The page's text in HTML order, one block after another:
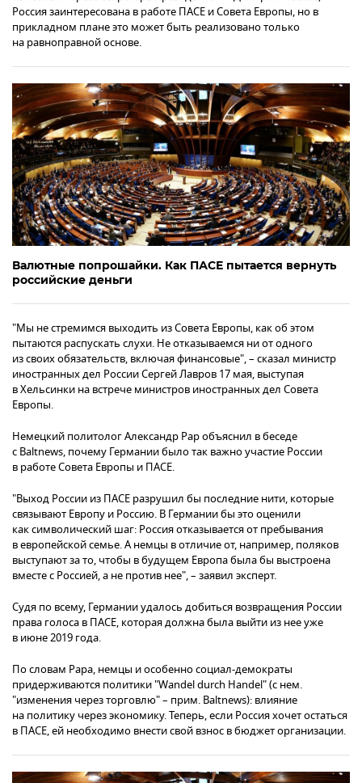
Россия заинтересована в работе ПАСЕ и Совета Европы, но в
прикладном плане это может быть реализовано только
на равноправной основе.
Валютные попрошайки. Как ПАСЕ пытается вернуть
российские деньги
"Мы не стремимся выходить из Совета Европы, как об этом
пытаются распускать слухи. Не отказываемся ни от одного
из своих обязательств, включая финансовые", – сказал министр
иностранных дел России Сергей Лавров 17 мая, выступая
в Хельсинки на встрече министров иностранных дел Совета
Европы.
Немецкий политолог Александр Рар объяснил в беседе
с Baltnews, почему Германии было так важно участие России
в работе Совета Европы и ПАСЕ.
"Выход России из ПАСЕ разрушил бы последние нити, которые
связывают Европу и Россию. В Германии бы это оценили
как символический шаг: Россия отказывается от пребывания
в европейской семье. А немцы в отличие от, например, поляков
выступают за то, чтобы в будущем Европа была бы выстроена
вместе с Россией, а не против нее", – заявил эксперт.
Судя по всему, Германии удалось добиться возвращения России
права голоса в ПАСЕ, которая должна была выйти из нее уже
в июне 2019 года.
По словам Рара, немцы и особенно социал-демократы
придерживаются политики "Wandel durch Handel" (с нем.
"изменения через торговлю" – прим. Baltnews): влияние
на политику через экономику. Теперь, если Россия хочет остаться
в ПАСЕ, ей необходимо внести свой взнос в бюджет организации.